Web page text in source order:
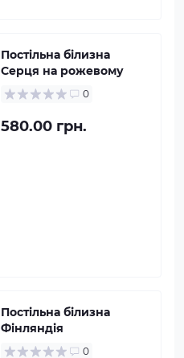
Постільна білизна
Серця на рожевому
0
580.00 грн.
Постільна білизна
Фінляндія
0